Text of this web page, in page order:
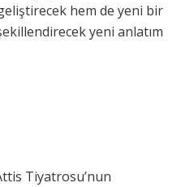
hem de yeni bir
yeni anlatım
Tiyatrosu’nun